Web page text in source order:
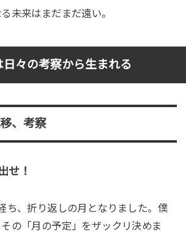
未来はまだまだ遠い。
日々の考察から生まれる
、考察
せ！
ち、折り返しの月となりました。僕
の「月の予定」をザックリ決めま